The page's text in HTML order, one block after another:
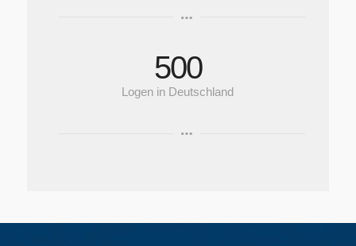
500
Logen in Deutschland